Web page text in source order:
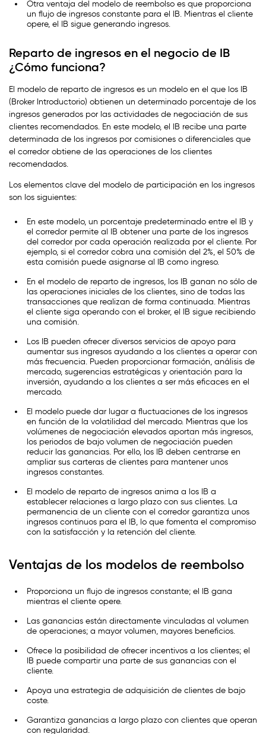
Otra ventaja del modelo de reembolso es que proporciona
un flujo de ingresos constante para el IB. Mientras el cliente
opere, el IB sigue generando ingresos.
Reparto de ingresos en el negocio de IB
¿Cómo funciona?
El modelo de reparto de ingresos es un modelo en el que los IB
(Broker Introductorio) obtienen un determinado porcentaje de los
ingresos generados por las actividades de negociación de sus
clientes recomendados. En este modelo, el IB recibe una parte
determinada de los ingresos por comisiones o diferenciales que
el corredor obtiene de las operaciones de los clientes
recomendados.
Los elementos clave del modelo de participación en los ingresos
son los siguientes:
En este modelo, un porcentaje predeterminado entre el IB y
el corredor permite al IB obtener una parte de los ingresos
del corredor por cada operación realizada por el cliente. Por
ejemplo, si el corredor cobra una comisión del 2%, el 50% de
esta comisión puede asignarse al IB como ingreso.
En el modelo de reparto de ingresos, los IB ganan no sólo de
las operaciones iniciales de los clientes, sino de todas las
transacciones que realizan de forma continuada. Mientras
el cliente siga operando con el broker, el IB sigue recibiendo
una comisión.
Los IB pueden ofrecer diversos servicios de apoyo para
aumentar sus ingresos ayudando a los clientes a operar con
más frecuencia. Pueden proporcionar formación, análisis de
mercado, sugerencias estratégicas y orientación para la
inversión, ayudando a los clientes a ser más eficaces en el
mercado.
El modelo puede dar lugar a fluctuaciones de los ingresos
en función de la volatilidad del mercado. Mientras que los
volúmenes de negociación elevados aportan más ingresos,
los periodos de bajo volumen de negociación pueden
reducir las ganancias. Por ello, los IB deben centrarse en
ampliar sus carteras de clientes para mantener unos
ingresos constantes.
El modelo de reparto de ingresos anima a los IB a
establecer relaciones a largo plazo con sus clientes. La
permanencia de un cliente con el corredor garantiza unos
ingresos continuos para el IB, lo que fomenta el compromiso
con la satisfacción y la retención del cliente.
Ventajas de los modelos de reembolso
Proporciona un flujo de ingresos constante; el IB gana
mientras el cliente opere.
Las ganancias están directamente vinculadas al volumen
de operaciones; a mayor volumen, mayores beneficios.
Ofrece la posibilidad de ofrecer incentivos a los clientes; el
IB puede compartir una parte de sus ganancias con el
cliente.
Apoya una estrategia de adquisición de clientes de bajo
coste.
Garantiza ganancias a largo plazo con clientes que operan
con regularidad.